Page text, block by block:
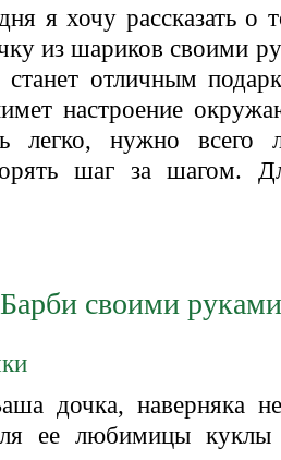
я хочу рассказать о
из шариков своими
станет отличным
настроение
легко, нужно
шаг за шагом.
своими руками
дочка, наверняка
ее любимицы куклы